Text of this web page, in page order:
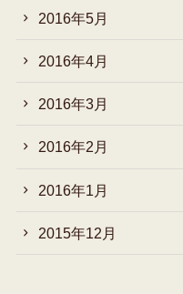
2016年5月
2016年4月
2016年3月
2016年2月
2016年1月
2015年12月